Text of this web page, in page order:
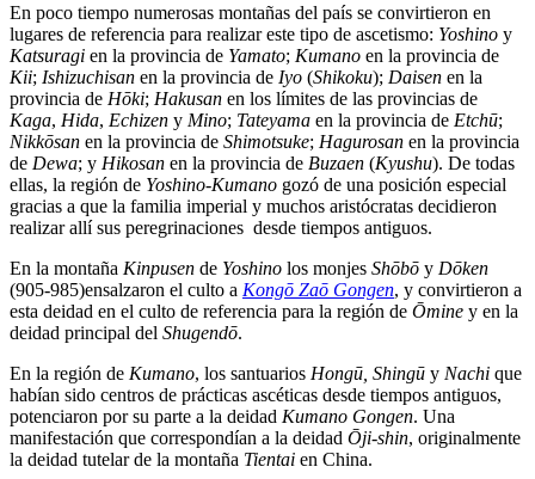
En poco tiempo numerosas montañas del país se convirtieron en
lugares de referencia para realizar este tipo de ascetismo: Yoshino y
Katsuragi en la provincia de Yamato; Kumano en la provincia de
Kii; Ishizuchisan en la provincia de Iyo (Shikoku); Daisen en la
provincia de Hōki; Hakusan en los límites de las provincias de
Kaga, Hida, Echizen y Mino; Tateyama en la provincia de Etchū;
Nikkōsan en la provincia de Shimotsuke; Hagurosan en la provincia
de Dewa; y Hikosan en la provincia de Buzaen (Kyushu). De todas
ellas, la región de Yoshino-Kumano gozó de una posición especial
gracias a que la familia imperial y muchos aristócratas decidieron
realizar allí sus peregrinaciones desde tiempos antiguos.
En la montaña Kinpusen de Yoshino los monjes Shōbō y Dōken
(905-985)ensalzaron el culto a Kongō Zaō Gongen, y convirtieron a
esta deidad en el culto de referencia para la región de Ōmine y en la
deidad principal del Shugendō.
En la región de Kumano, los santuarios Hongū, Shingū y Nachi que
habían sido centros de prácticas ascéticas desde tiempos antiguos,
potenciaron por su parte a la deidad Kumano Gongen. Una
manifestación que correspondían a la deidad Ōji-shin, originalmente
la deidad tutelar de la montaña Tientai en China.